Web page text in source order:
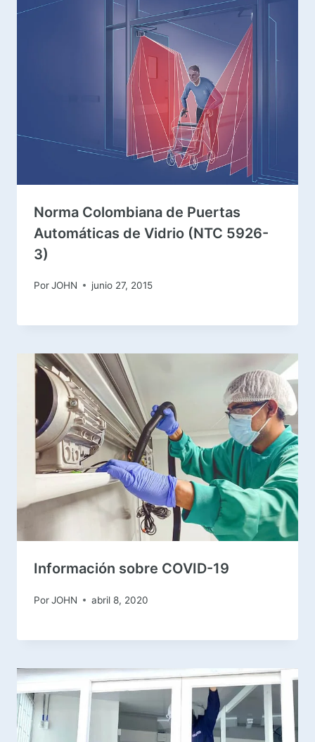
Norma Colombiana de Puertas
Automáticas de Vidrio (NTC 5926-
3)
PorJOHN junio 27, 2015
Información sobre COVID-19
PorJOHN abril 8, 2020